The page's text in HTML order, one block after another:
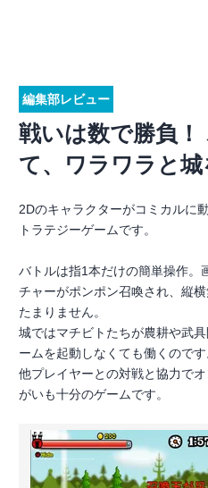
編集部レビュー
戦いは数で勝負！
て、ワラワラと
2Dのキャラクターがコミカルに
トラテジーゲームです。
バトルは指1本だけの簡単操作。
チャーがポンポン召喚され、縦
たまりません。
城ではマチビトたちが農耕や武
ームを起動しなくても働くのです
他プレイヤーとの対戦と協力で
がいも十分のゲームです。